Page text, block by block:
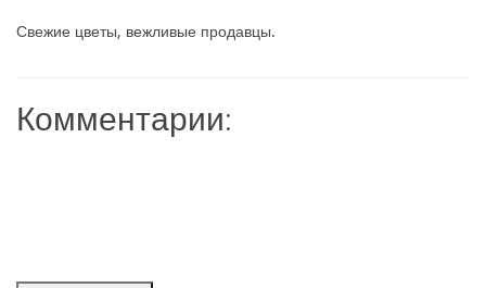
Свежие цветы, вежливые продавцы.
Комментарии: